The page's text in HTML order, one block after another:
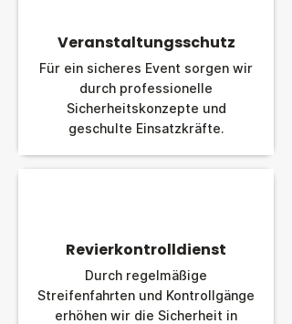
Veranstaltungsschutz
Für ein sicheres Event sorgen wir
durch professionelle
Sicherheitskonzepte und
geschulte Einsatzkräfte.
Revierkontrolldienst
Durch regelmäßige
Streifenfahrten und Kontrollgänge
erhöhen wir die Sicherheit in